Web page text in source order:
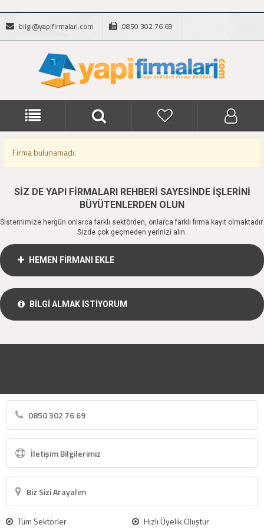
bilgi@yapifirmalari.com 0850 302 76 69
Firma bulunamadı.
SİZ DE YAPI FİRMALARI REHBERİ SAYESİNDE İŞLERİNİ
BÜYÜTENLERDEN OLUN
Sistemimize hergün onlarca farklı sektörden, onlarca farklı firma kayıt olmaktadır.
Sizde çok geçmeden yerinizi alın.
HEMEN FİRMANI EKLE
BİLGİ ALMAK İSTİYORUM
0850 302 76 69
İletişim Bilgilerimiz
Biz Sizi Arayalım
Tüm Sektörler Hızlı Üyelik Oluştur